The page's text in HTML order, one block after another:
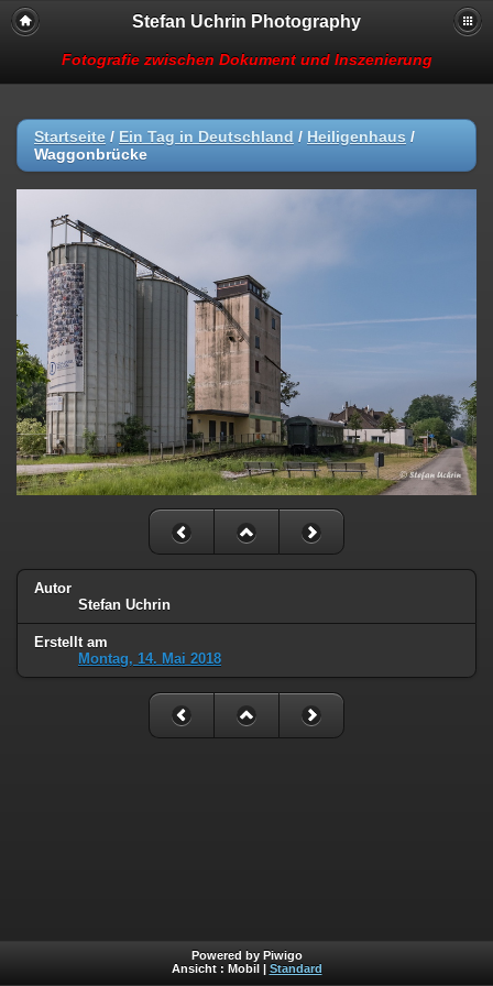
Stefan Uchrin Photography
Fotografie zwischen Dokument und Inszenierung
Startseite / Ein Tag in Deutschland / Heiligenhaus /
Waggonbrücke
Autor
Stefan Uchrin
Erstellt am
Montag, 14. Mai 2018
Powered by Piwigo
Ansicht : Mobil Standard